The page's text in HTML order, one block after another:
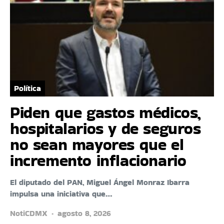
Política
Piden que gastos médicos,
hospitalarios y de seguros
no sean mayores que el
incremento inflacionario
El diputado del PAN, Miguel Ángel Monraz Ibarra
impulsa una iniciativa que…
NotiCDMX
agosto 8, 2026